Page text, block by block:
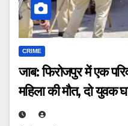
CRIME
जाब: फिरोजपुर में एक
महिला की मौत, दो युवक